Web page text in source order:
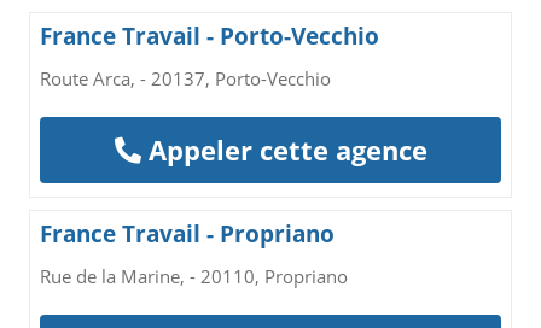
France Travail - Porto-Vecchio
Route Arca, - 20137, Porto-Vecchio
Appeler cette agence
France Travail - Propriano
Rue de la Marine, - 20110, Propriano